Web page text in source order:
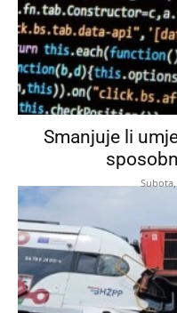
Smanjuje li